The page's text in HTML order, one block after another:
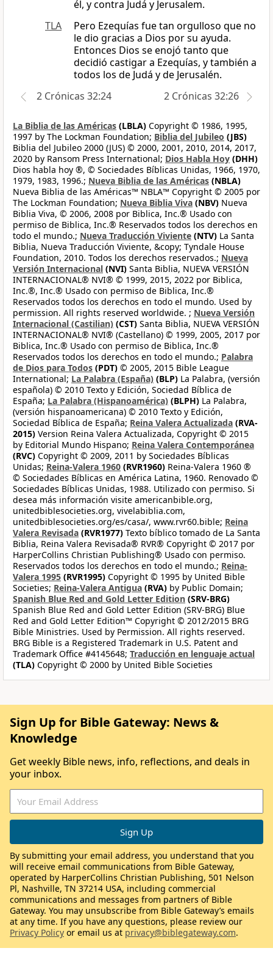
él, y contra Judá y Jerusalem.
TLA
Pero Ezequías fue tan orgulloso que no
le dio gracias a Dios por su ayuda.
Entonces Dios se enojó tanto que
decidió castigar a Ezequías, y también a
todos los de Judá y de Jerusalén.
2 Crónicas 32:24
2 Crónicas 32:26
La Biblia de las Américas (LBLA) Copyright © 1986, 1995,
1997 by The Lockman Foundation; Biblia del Jubileo (JBS)
Biblia del Jubileo 2000 (JUS) © 2000, 2001, 2010, 2014, 2017,
2020 by Ransom Press International; Dios Habla Hoy (DHH)
Dios habla hoy ®, © Sociedades Bíblicas Unidas, 1966, 1970,
1979, 1983, 1996.; Nueva Biblia de las Américas (NBLA)
Nueva Biblia de las Américas™ NBLA™ Copyright © 2005 por
The Lockman Foundation; Nueva Biblia Viva (NBV) Nueva
Biblia Viva, © 2006, 2008 por Biblica, Inc.® Usado con
permiso de Biblica, Inc.® Reservados todos los derechos en
todo el mundo.; Nueva Traducción Viviente (NTV) La Santa
Biblia, Nueva Traducción Viviente, &copy; Tyndale House
Foundation, 2010. Todos los derechos reservados.; Nueva
Versión Internacional (NVI) Santa Biblia, NUEVA VERSIÓN
INTERNACIONAL® NVI® © 1999, 2015, 2022 por Biblica,
Inc.®, Inc.® Usado con permiso de Biblica, Inc.®
Reservados todos los derechos en todo el mundo. Used by
permission. All rights reserved worldwide. ; Nueva Versión
Internacional (Castilian) (CST) Santa Biblia, NUEVA VERSIÓN
INTERNACIONAL® NVI® (Castellano) © 1999, 2005, 2017 por
Biblica, Inc.® Usado con permiso de Biblica, Inc.®
Reservados todos los derechos en todo el mundo.; Palabra
de Dios para Todos (PDT) © 2005, 2015 Bible League
International; La Palabra (España) (BLP) La Palabra, (versión
española) © 2010 Texto y Edición, Sociedad Bíblica de
España; La Palabra (Hispanoamérica) (BLPH) La Palabra,
(versión hispanoamericana) © 2010 Texto y Edición,
Sociedad Bíblica de España; Reina Valera Actualizada (RVA-
2015) Version Reina Valera Actualizada, Copyright © 2015
by Editorial Mundo Hispano; Reina Valera Contemporánea
(RVC) Copyright © 2009, 2011 by Sociedades Bíblicas
Unidas; Reina-Valera 1960 (RVR1960) Reina-Valera 1960 ®
© Sociedades Bíblicas en América Latina, 1960. Renovado ©
Sociedades Bíblicas Unidas, 1988. Utilizado con permiso. Si
desea más información visite americanbible.org,
unitedbiblesocieties.org, vivelabiblia.com,
unitedbiblesocieties.org/es/casa/, www.rvr60.bible; Reina
Valera Revisada (RVR1977) Texto bíblico tomado de La Santa
Biblia, Reina Valera Revisada® RVR® Copyright © 2017 por
HarperCollins Christian Publishing® Usado con permiso.
Reservados todos los derechos en todo el mundo.; Reina-
Valera 1995 (RVR1995) Copyright © 1995 by United Bible
Societies; Reina-Valera Antigua (RVA) by Public Domain;
Spanish Blue Red and Gold Letter Edition (SRV-BRG)
Spanish Blue Red and Gold Letter Edition (SRV-BRG) Blue
Red and Gold Letter Edition™ Copyright © 2012/2015 BRG
Bible Ministries. Used by Permission. All rights reserved.
BRG Bible is a Registered Trademark in U.S. Patent and
Trademark Office #4145648; Traducción en lenguaje actual
(TLA) Copyright © 2000 by United Bible Societies
Sign Up for Bible Gateway: News &
Knowledge
Get weekly Bible news, info, reflections, and deals in
your inbox.
By submitting your email address, you understand that you
will receive email communications from Bible Gateway,
operated by HarperCollins Christian Publishing, 501 Nelson
Pl, Nashville, TN 37214 USA, including commercial
communications and messages from partners of Bible
Gateway. You may unsubscribe from Bible Gateway’s emails
at any time. If you have any questions, please review our
Privacy Policy or email us at privacy@biblegateway.com.